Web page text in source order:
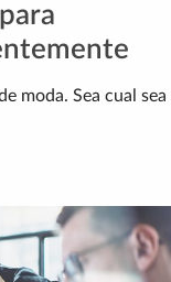
moda. Sea cual sea